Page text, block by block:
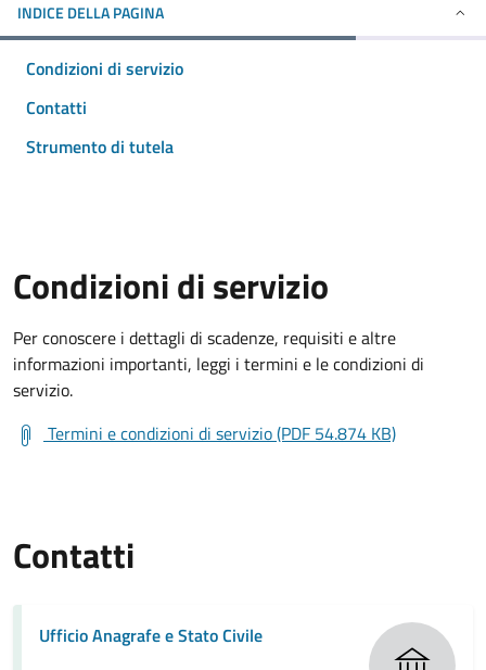
INDICE DELLA PAGINA
Condizioni di servizio
Contatti
Strumento di tutela
Condizioni di servizio
Per conoscere i dettagli di scadenze, requisiti e altre
informazioni importanti, leggi i termini e le condizioni di
servizio.
Termini e condizioni di servizio (PDF 54.874 KB)
Contatti
Ufficio Anagrafe e Stato Civile